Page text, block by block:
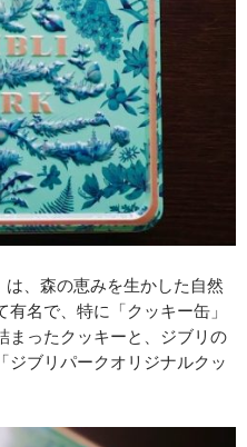
は、森の恵みを生かした自然
名で、特に「クッキー缶」
まったクッキーと、ジブリの
ジブリパークオリジナルクッ